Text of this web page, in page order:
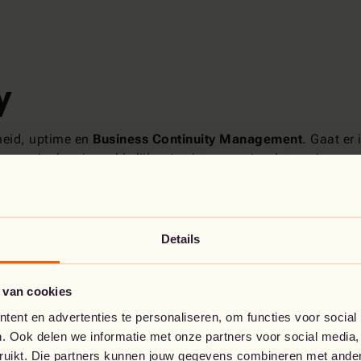
Details
cookies
en advertenties te personaliseren, om functies voor social
Ook delen we informatie met onze partners voor social
Die partners kunnen jouw gegevens combineren met
uptime en Business Continuity Management. Gaat er
manier kan je makkelijker (maintenance)updates
heeft de cloud een groot voordeel: de tijd om je